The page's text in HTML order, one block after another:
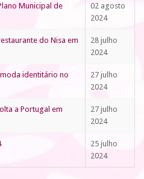
Municipal de
02 agosto
2024
do Nisa em
28 julho
2024
identitário no
27 julho
2024
a Portugal em
27 julho
2024
25 julho
2024